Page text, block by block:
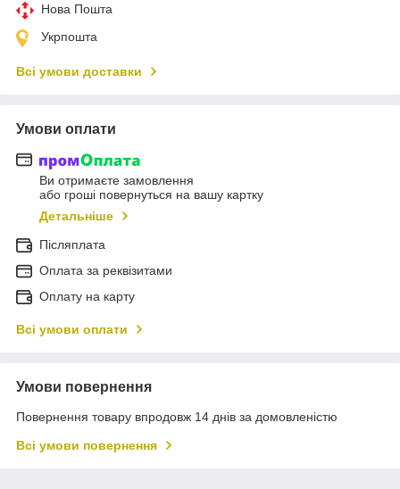
Нова Пошта
Укрпошта
Всі умови доставки
Умови оплати
Ви отримаєте замовлення
або гроші повернуться на вашу картку
Детальніше
Післяплата
Оплата за реквізитами
Оплату на карту
Всі умови оплати
Умови повернення
Повернення товару впродовж 14 днів за домовленістю
Всі умови повернення